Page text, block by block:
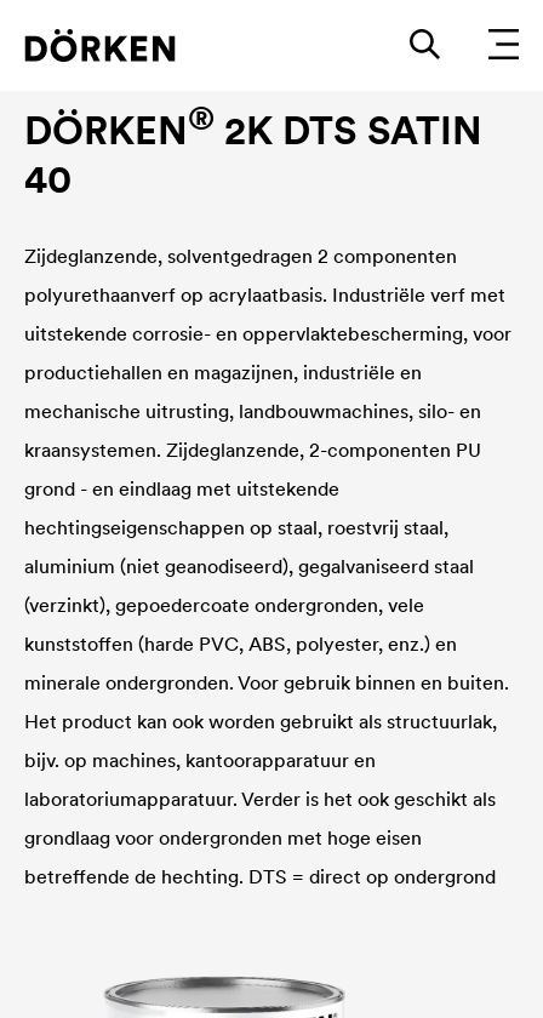
DÖRKEN® 2K DTS SATIN
40
Zijdeglanzende, solventgedragen 2 componenten
polyurethaanverf op acrylaatbasis. Industriële verf met
uitstekende corrosie- en oppervlaktebescherming, voor
productiehallen en magazijnen, industriële en
mechanische uitrusting, landbouwmachines, silo- en
kraansystemen. Zijdeglanzende, 2-componenten PU
grond - en eindlaag met uitstekende
hechtingseigenschappen op staal, roestvrij staal,
aluminium (niet geanodiseerd), gegalvaniseerd staal
(verzinkt), gepoedercoate ondergronden, vele
kunststoffen (harde PVC, ABS, polyester, enz.) en
minerale ondergronden. Voor gebruik binnen en buiten.
Het product kan ook worden gebruikt als structuurlak,
bijv. op machines, kantoorapparatuur en
laboratoriumapparatuur. Verder is het ook geschikt als
grondlaag voor ondergronden met hoge eisen
betreffende de hechting. DTS = direct op ondergrond